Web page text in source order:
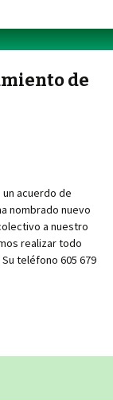
de
acuerdo de
nombrado nuevo
a nuestro
realizar todo
teléfono 605 679